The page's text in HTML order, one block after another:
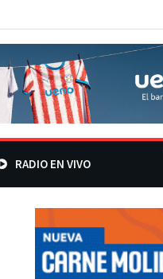
RADIO EN VIVO